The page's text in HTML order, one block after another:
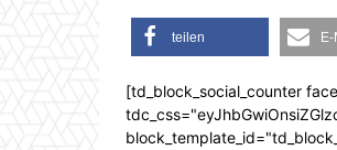
teilen E-
[td_block_social_counter